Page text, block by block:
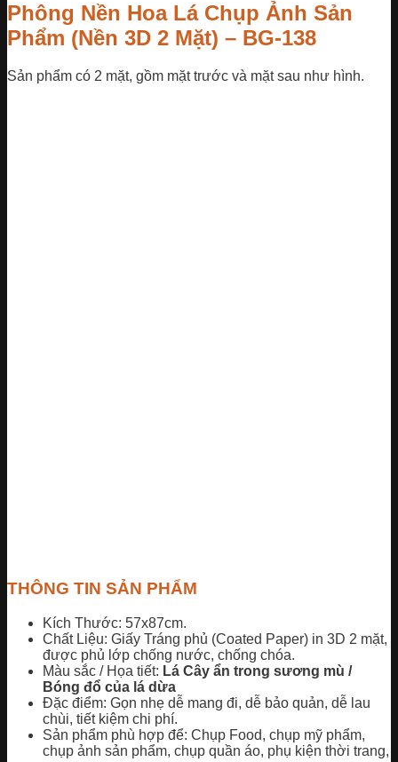
Phông Nền Hoa Lá Chụp Ảnh Sản
Phẩm (Nền 3D 2 Mặt) – BG-138
Sản phẩm có 2 mặt, gồm mặt trước và mặt sau như hình.
THÔNG TIN SẢN PHẨM
Kích Thước: 57x87cm.
Chất Liệu: Giấy Tráng phủ (Coated Paper) in 3D 2 mặt,
được phủ lớp chống nước, chống chóa.
Màu sắc / Họa tiết: Lá Cây ẩn trong sương mù /
Bóng đổ của lá dừa
Đặc điểm: Gọn nhẹ dễ mang đi, dễ bảo quản, dễ lau
chùi, tiết kiệm chi phí.
Sản phẩm phù hợp để: Chụp Food, chụp mỹ phẩm,
chụp ảnh sản phẩm, chụp quần áo, phụ kiện thời trang,